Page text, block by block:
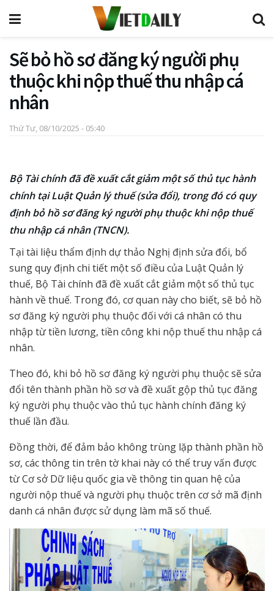
Sẽ bỏ hồ sơ đăng ký người phụ
thuộc khi nộp thuế thu nhập cá
nhân
Thứ Tư, 08/10/2025 - 05:40
Bộ Tài chính đã đề xuất cắt giảm một số thủ tục hành
chính tại Luật Quản lý thuế (sửa đổi), trong đó có quy
định bỏ hồ sơ đăng ký người phụ thuộc khi nộp thuế
thu nhập cá nhân (TNCN).
Tại tài liệu thẩm định dự thảo Nghị định sửa đổi, bổ
sung quy định chi tiết một số điều của Luật Quản lý
thuế, Bộ Tài chính đã đề xuất cắt giảm một số thủ tục
hành về thuế. Trong đó, cơ quan này cho biết, sẽ bỏ hồ
sơ đăng ký người phụ thuộc đối với cá nhân có thu
nhập từ tiền lương, tiền công khi nộp thuế thu nhập cá
nhân.
Theo đó, khi bỏ hồ sơ đăng ký người phụ thuộc sẽ sửa
đổi tên thành phần hồ sơ và đề xuất gộp thủ tục đăng
ký người phụ thuộc vào thủ tục hành chính đăng ký
thuế lần đầu.
Đồng thời, để đảm bảo không trùng lặp thành phần hồ
sơ, các thông tin trên tờ khai này có thể truy vấn được
từ Cơ sở Dữ liệu quốc gia về thông tin quan hệ của
người nộp thuế và người phụ thuộc trên cơ sở mã định
danh cá nhân được sử dụng làm mã số thuế.